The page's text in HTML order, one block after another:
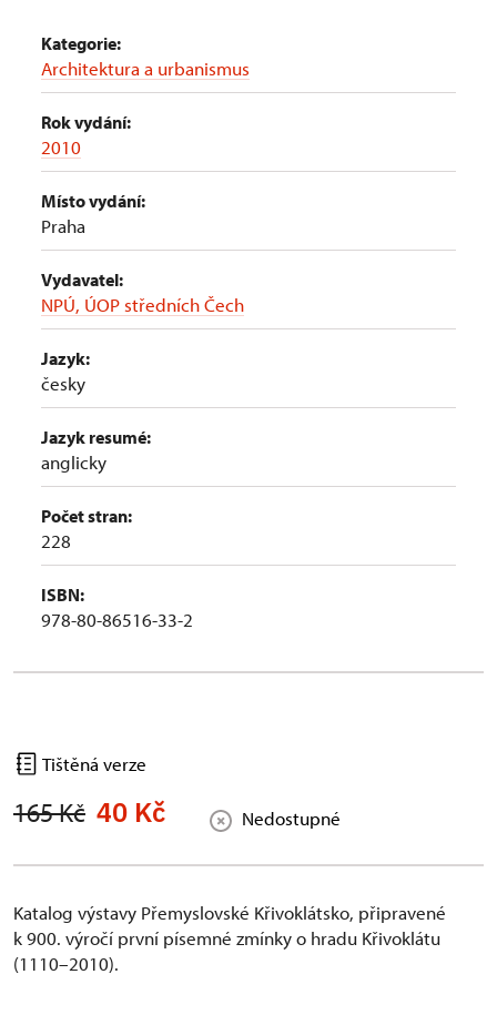
Kategorie:
Architektura a urbanismus
Rok vydání:
2010
Místo vydání:
Praha
Vydavatel:
NPÚ, ÚOP středních Čech
Jazyk:
česky
Jazyk resumé:
anglicky
Počet stran:
228
ISBN:
978-80-86516-33-2
Tištěná verze
165 Kč 40 Kč Nedostupné
Katalog výstavy Přemyslovské Křivoklátsko, připravené
k 900. výročí první písemné zmínky o hradu Křivoklátu
(1110–2010).